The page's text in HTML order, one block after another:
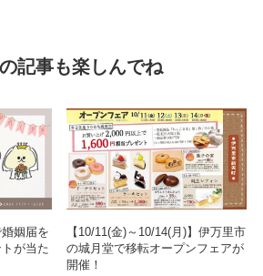
記事も楽しんでね
姻届を
が当た
【10/11(金)～10/14(月)】伊万里市
の城月堂で移転オープンフェアが
開催！